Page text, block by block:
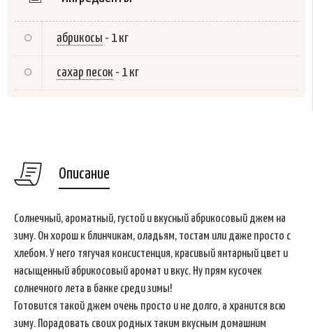
абрикосы - 1 кг
сахар песок - 1 кг
Описание
Солнечный, ароматный, густой и вкусный абрикосовый джем на
зиму. Он хорош к блинчикам, оладьям, тостам или даже просто с
хлебом. У него тягучая консистенция, красивый янтарный цвет и
насыщенный абрикосовый аромат и вкус. Ну прям кусочек
солнечного лета в банке среди зимы!
Готовится такой джем очень просто и не долго, а хранится всю
зиму. Порадовать своих родных таким вкусным домашним